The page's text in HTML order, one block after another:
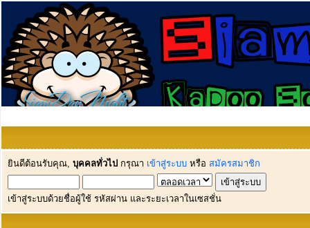
ยินดีต้อนรับคุณ, บุคคลทั่วไป กรุณา เข้าสู่ระบบ หรือ สมัครสมาชิก
เข้าสู่ระบบด้วยชื่อผู้ใช้ รหัสผ่าน และระยะเวลาในเซสชั่น